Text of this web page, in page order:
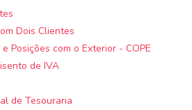
Dois Clientes
Posições com o Exterior - COPE
de IVA
de Tesouraria